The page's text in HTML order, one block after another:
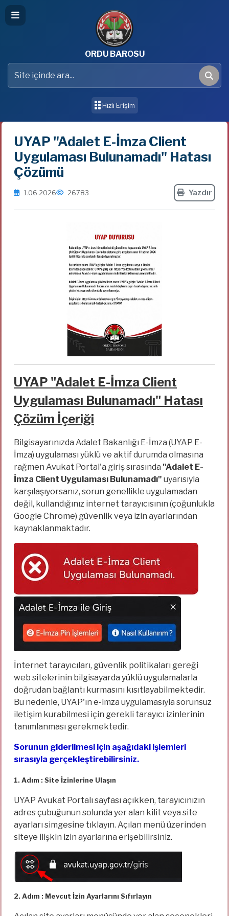
ORDU BAROSU
Site içinde ara
Ara
Hızlı Erişim
UYAP "Adalet E-İmza Client
Uygulaması Bulunamadı" Hatası
Çözümü
1.06.2026 26783 Yazdır
UYAP "Adalet E-İmza Client
Uygulaması Bulunamadı" Hatası
Çözüm İçeriği
Bilgisayarınızda Adalet Bakanlığı E-İmza (UYAP E-
İmza) uygulaması yüklü ve aktif durumda olmasına
rağmen Avukat Portal'a giriş sırasında "Adalet E-
İmza Client Uygulaması Bulunamadı" uyarısıyla
karşılaşıyorsanız, sorun genellikle uygulamadan
değil, kullandığınız internet tarayıcısının (çoğunlukla
Google Chrome) güvenlik veya izin ayarlarından
kaynaklanmaktadır.
İnternet tarayıcıları, güvenlik politikaları gereği
web sitelerinin bilgisayarda yüklü uygulamalarla
doğrudan bağlantı kurmasını kısıtlayabilmektedir.
Bu nedenle, UYAP'ın e-imza uygulamasıyla sorunsuz
iletişim kurabilmesi için gerekli tarayıcı izinlerinin
tanımlanması gerekmektedir.
Sorunun giderilmesi için aşağıdaki işlemleri
sırasıyla gerçekleştirebilirsiniz.
1. Adım : Site İzinlerine Ulaşın
UYAP Avukat Portalı sayfası açıkken, tarayıcınızın
adres çubuğunun solunda yer alan kilit veya site
ayarları simgesine tıklayın. Açılan menü üzerinden
siteye ilişkin izin ayarlarına erişebilirsiniz.
2. Adım : Mevcut İzin Ayarlarını Sıfırlayın